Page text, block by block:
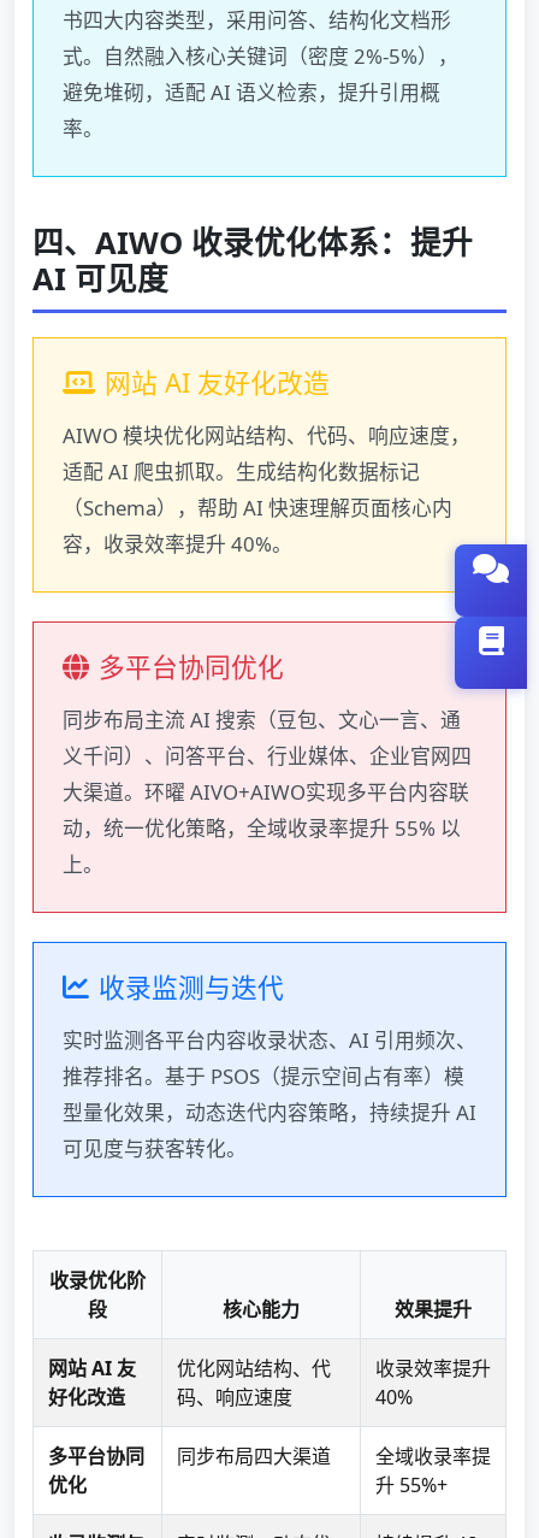
书四大内容类型，采用问答、结构化文档形
式。自然融入核心关键词（密度 2%-5%），
避免堆砌，适配 AI 语义检索，提升引用概
率。
四、AIWO 收录优化体系：提升
AI 可见度
网站 AI 友好化改造
AIWO 模块优化网站结构、代码、响应速度，
适配 AI 爬虫抓取。生成结构化数据标记
（Schema），帮助 AI 快速理解页面核心内
容，收录效率提升 40%。
多平台协同优化
同步布局主流 AI 搜索（豆包、文心一言、通
义千问）、问答平台、行业媒体、企业官网四
大渠道。环曜 AIVO+AIWO实现多平台内容联
动，统一优化策略，全域收录率提升 55% 以
上。
收录监测与迭代
实时监测各平台内容收录状态、AI 引用频次、
推荐排名。基于 PSOS（提示空间占有率）模
型量化效果，动态迭代内容策略，持续提升 AI
可见度与获客转化。
收录优化阶
段
核心能力 效果提升
网站 AI 友
好化改造
优化网站结构、代
码、响应速度
收录效率提升
40%
多平台协同
优化
同步布局四大渠道
全域收录率提
升 55%+